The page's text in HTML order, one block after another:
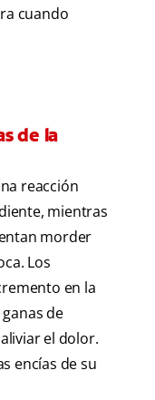
cuando
de la
reacción
mientras
morder
Los
en la
de
el dolor.
encías de su